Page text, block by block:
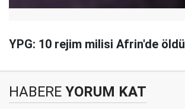
YPG: 10 rejim milisi Afrin'de öldü
HABERE YORUM KAT